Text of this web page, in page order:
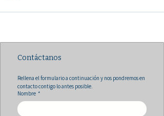
Contáctanos
Rellena el formulario a continuación y nos pondremos en
contacto contigo lo antes posible.
Nombre *